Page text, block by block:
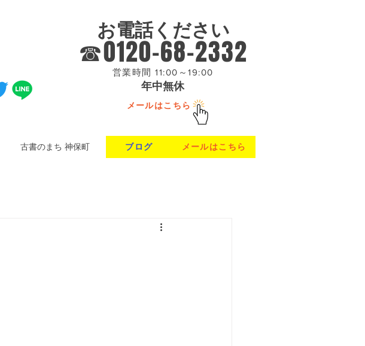
お電話ください
☎0120-68-2332
営業時間 11:00～19:00
年中無休
メールはこちら
古書のまち 神保町 ブログ メールはこちら